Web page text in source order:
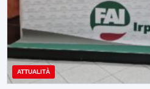
ATTUALITÀ